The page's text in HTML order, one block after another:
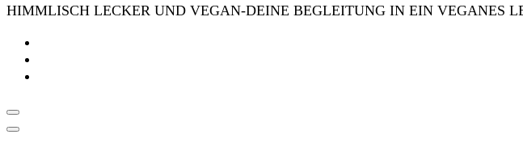
HIMMLISCH LECKER UND VEGAN-DEINE BEGLEITUNG IN EIN VEGANES